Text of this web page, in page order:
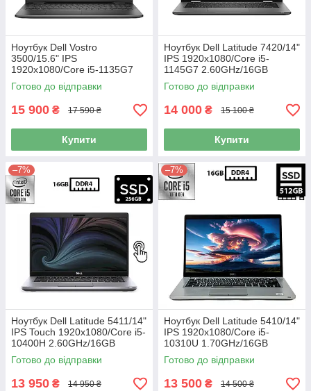
Ноутбук Dell Vostro
3500/15.6" IPS
1920x1080/Core i5-1135G7
2.40GHz/16GB DDR4/SSD
256GB/Intel Iris Xe Graphics/
Готово до відправки
15 900 ₴ 17 590 ₴
Купити
Ноутбук Dell Latitude 7420/14"
IPS 1920x1080/Core i5-
1145G7 2.60GHz/16GB
DDR4/SSD 256GB/Intel Iris Xe
Graphics/Камера Б/В
Готово до відправки
14 000 ₴ 15 100 ₴
Купити
–7%
Ноутбук Dell Latitude 5411/14"
IPS Touch 1920x1080/Core i5-
10400H 2.60GHz/16GB
DDR4/SSD 256GB/UHD
Graphics/Камера Б/В
Готово до відправки
13 950 ₴ 14 950 ₴
–7%
Ноутбук Dell Latitude 5410/14"
IPS 1920x1080/Core i5-
10310U 1.70GHz/16GB
DDR4/SSD 512GB/Intel UHD
Graphics/Камера Б/В
Готово до відправки
13 500 ₴ 14 500 ₴